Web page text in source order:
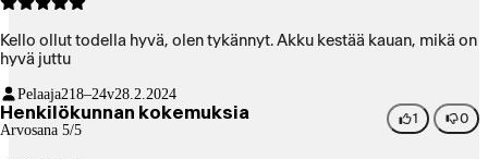
Kello ollut todella hyvä, olen tykännyt. Akku kestää kauan, mikä on
hyvä juttu
Pelaaja218–24v28.2.2024
Henkilökunnan kokemuksia
Arvosana 5/5
1 0